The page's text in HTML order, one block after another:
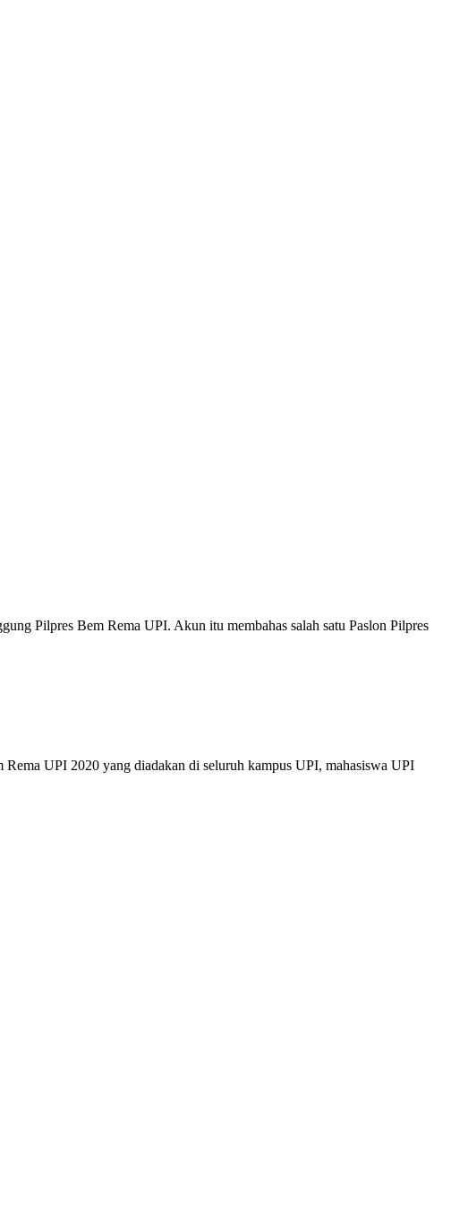
Pilpres Bem Rema UPI. Akun itu membahas salah satu Paslon Pilpres
UPI 2020 yang diadakan di seluruh kampus UPI, mahasiswa UPI